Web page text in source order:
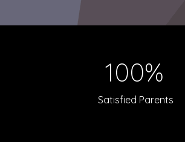
100%
Satisfied Parents